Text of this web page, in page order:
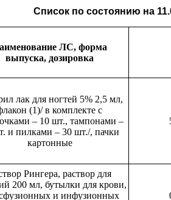
Список по состоянию на
ЛС, форма
выпуска, дозировка
лак для ногтей 5% 2,5 мл,
(1)/ в комплекте с
– 10 шт., тампонами –
и пилками – 30 шт./, пачки
картонные
Рингера, раствор для
200 мл, бутылки для крови,
и инфузионных